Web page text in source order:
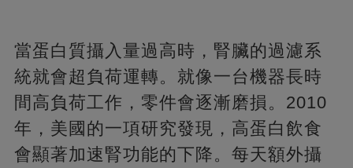
當蛋白質攝入量過高時，腎臟的過濾系
統就會超負荷運轉。就像一台機器長時
間高負荷工作，零件會逐漸磨損。2010
年，美國的一項研究發現，高蛋白飲食
會顯著加速腎功能的下降。每天額外攝